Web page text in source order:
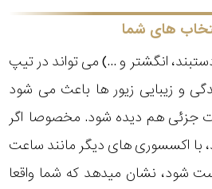
های شما
انگشتر و ...) می تواند در تیپ
و زیبایی زیور ها باعث می شود
جزئی هم دیده شود. مخصوصا اگر
با اکسسوری های دیگر مانند ساعت
نشان میدهد که شما واقعا